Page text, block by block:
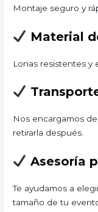
Montaje seguro y
Material
Lonas resistentes y
Nos encargamos
retirarla después.
Asesoría
Te ayudamos a
tamaño de tu